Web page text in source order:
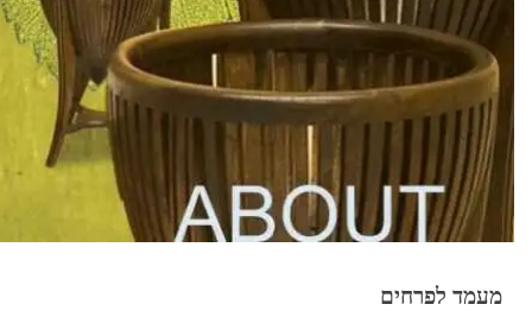
מעמד לפרחים